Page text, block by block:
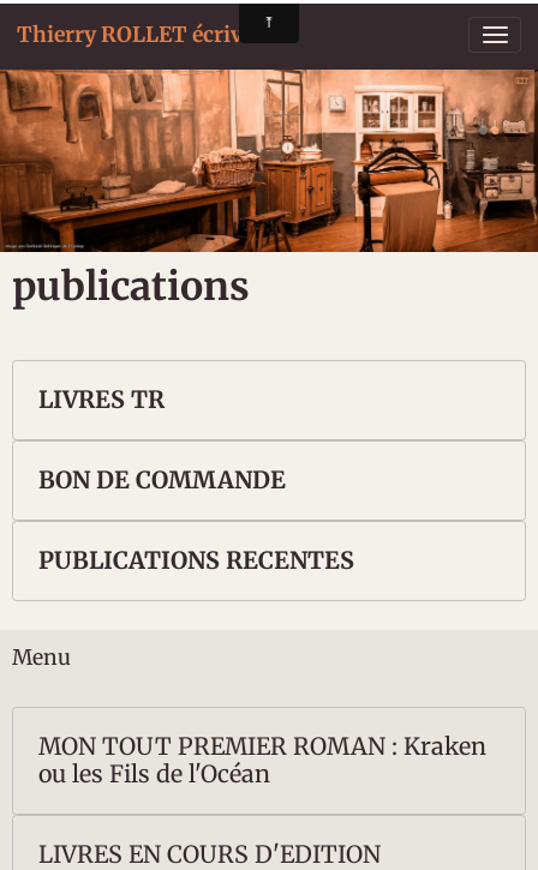
Thierry ROLLET écrivain
publications
LIVRES TR
BON DE COMMANDE
PUBLICATIONS RECENTES
Menu
MON TOUT PREMIER ROMAN : Kraken
ou les Fils de l'Océan
LIVRES EN COURS D'EDITION